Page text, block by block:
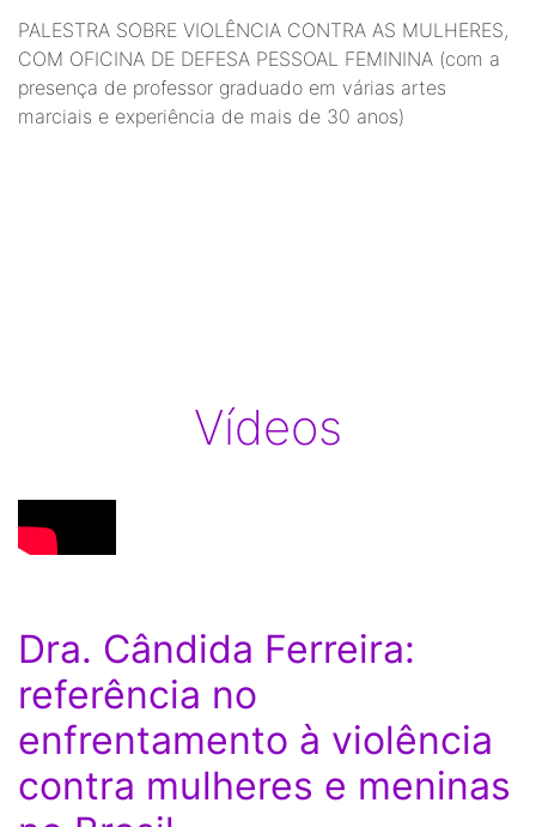
PALESTRA SOBRE VIOLÊNCIA CONTRA AS MULHERES,
COM OFICINA DE DEFESA PESSOAL FEMININA (com a
presença de professor graduado em várias artes
marciais e experiência de mais de 30 anos)
Vídeos
Dra. Cândida Ferreira:
referência no
enfrentamento à violência
contra mulheres e meninas